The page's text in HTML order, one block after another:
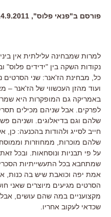
פורסם ב"פנאי פלוס", 14.9.2011
למרות שמבחינה עלילתית אין
נקודות השקה בין "ידידים פלוס"
כל, מבחינת הז'אנר: שני הסרטים
ועוד מהזן העכשווי של הז'אנר –
באמריקה גם המופקרות היא
לפרקים. אבל שניהם מכילים
שלהם וגם בדיאלוגים. ושניהם
חייב לסייג ולהודות בהכנעה:
שלהם מוכרות, ממחוזרות
על פי תבניות ונוסחאות. ובכל
שמתחבא בכל התעשייתיות
אמת יפה וכואבת שיש בה כנות,
הסרטים מגיעים מיוצרים שאני
מקצועניים במה שהם עושים,
שכדאי לעקוב אחריו.